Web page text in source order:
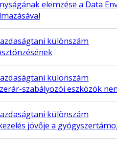
elemzése a Data
különszám
különszám
szabályozói eszközök
különszám
jövője a